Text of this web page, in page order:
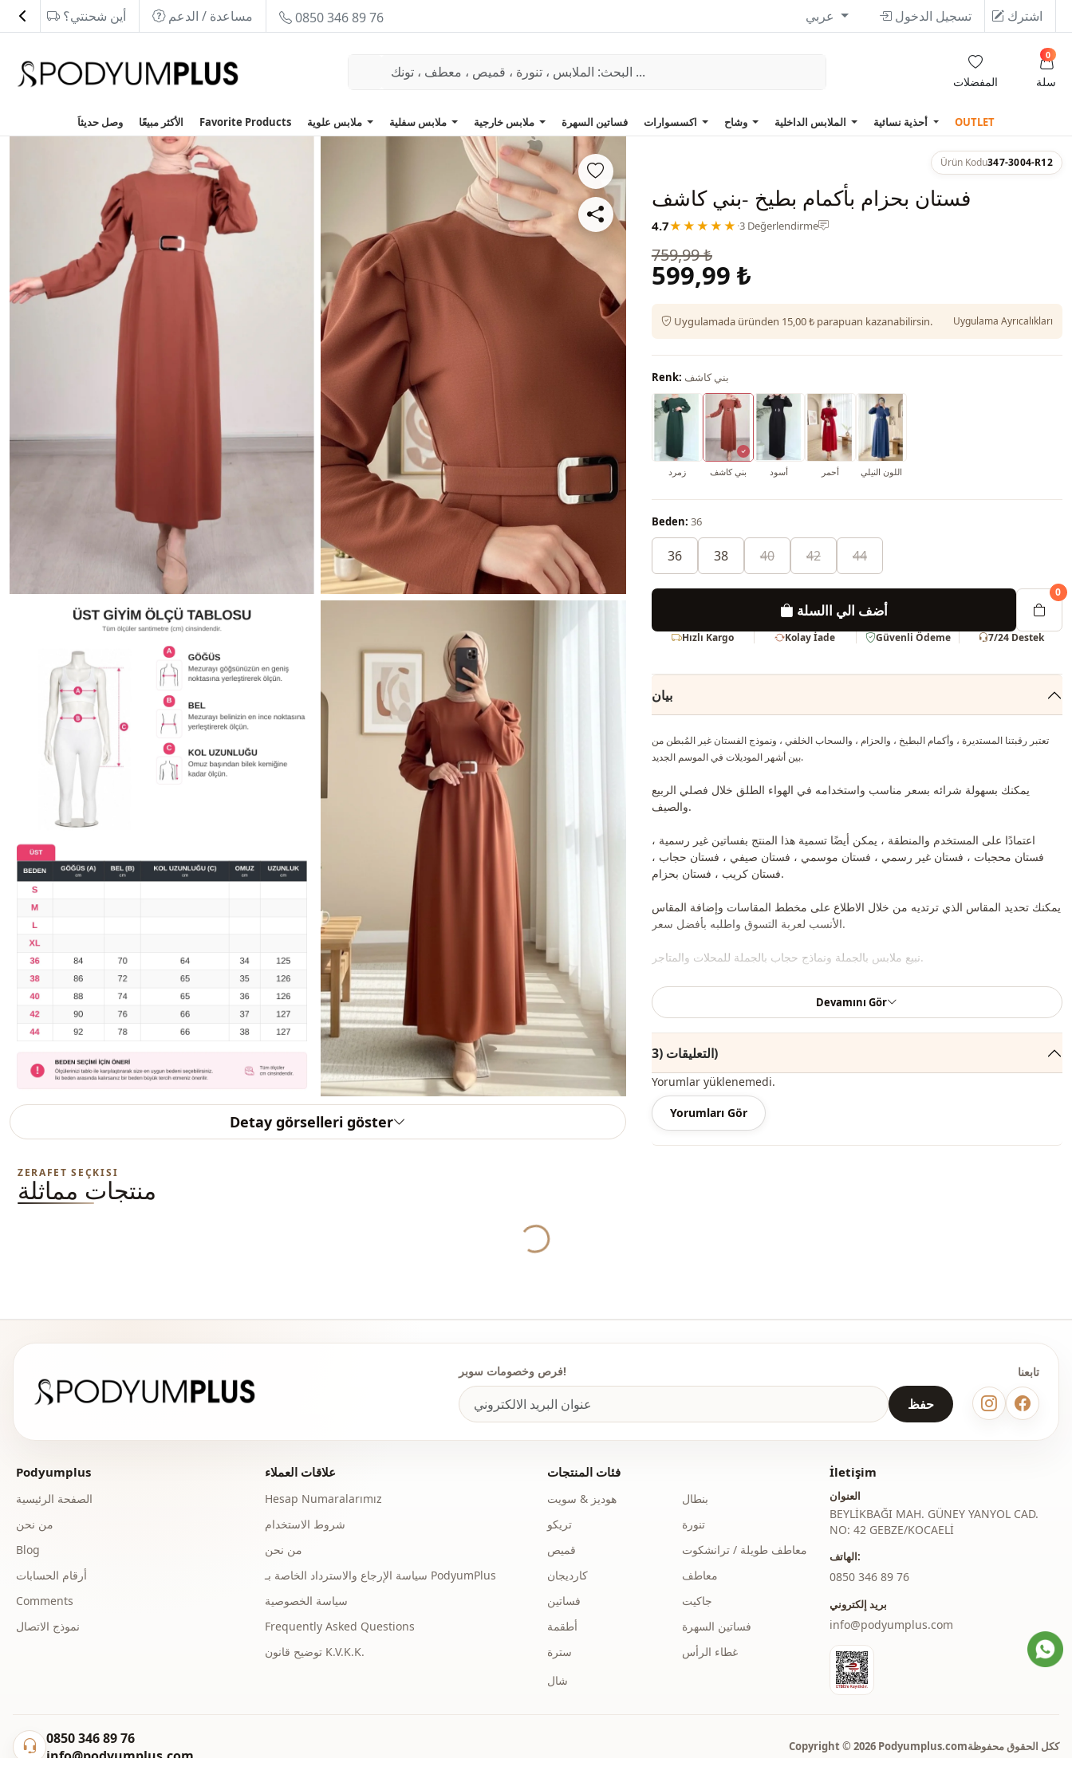
أين شحنتي؟ مساعدة / الدعم 0850 346 89 76 تسجيل الدخول اشترك
المفضلات سلة
0
وصل حديثاَ الأكثر مبيعًا Favorite Products ملابس علوية ملابس سفلية ملابس خارجية فساتين السهرة OUTLET
Detay görselleri göster
Ürün Kodu347-3004-R12
فستان بحزام بأكمام بطيخ -بني كاشف
4.7★★★★★ ·3 Değerlendirme
759,99 ₺
599,99 ₺
Uygulamada üründen 15,00 ₺ parapuan kazanabilirsin. Uygulama Ayrıcalıkları
Renk: بني كاشف
زمرد بني كاشف أسود أحمر اللون النيلي
Beden: 36
36 38 40 42 44
أضف الي االسلة
0
Hızlı Kargo Kolay İade Güvenli Ödeme 7/24 Destek
بيان
تعتبر رقبتنا المستديرة ، وأكمام البطيخ ، والحزام ، والسحاب الخلفي ، ونموذج الفستان غير المُبطن من
بين أشهر الموديلات في الموسم الجديد.
يمكنك بسهولة شرائه بسعر مناسب واستخدامه في الهواء الطلق خلال فصلي الربيع
والصيف.
اعتمادًا على المستخدم والمنطقة ، يمكن أيضًا تسمية هذا المنتج بفساتين غير رسمية ،
فستان محجبات ، فستان غير رسمي ، فستان موسمي ، فستان صيفي ، فستان حجاب ،
فستان كريب ، فستان بحزام.
يمكنك تحديد المقاس الذي ترتديه من خلال الاطلاع على مخطط المقاسات وإضافة المقاس
الأنسب لعربة التسوق واطلبه بأفضل سعر.
نبيع ملابس بالجملة ونماذج حجاب بالجملة للمحلات والمتاجر.
لشراء الملابس بالجملة والاطلاع على أسعار الجملة الخاصة ، يكفي أن تصبح عضوًا في موقعنا وإرسال
معلوماتك إلى خط الواتساب 0545695 05 91 للموافقة عليها.
ملاحظة: يتكون محتوى المنتج من الفستان. (تستخدم الأحذية والحقائب والمجوهرات
لأغراض الديكور.)
منسوج
السماكة متوسط
تفاصيل الكم كم بالون
طريقة الإغلاق سحَّاب
ذو حزام
ذو حزام
Devamını Gör
التعليقات (3)
Yorumlar yüklenemedi.
Yorumları Gör
ZERAFET SEÇKISI
منتجات مماثلة
Yukleniyor...
فرص وخصومات سوبر!
حفظ
تابعنا
Podyumplus
الصفحة الرئيسية
من نحن
Blog
أرقام الحسابات
Comments
نموذج الاتصال
علاقات العملاء
Hesap Numaralarımız
شروط الاستخدام
من نحن
سياسة الإرجاع والاسترداد الخاصة بـ PodyumPlus
سياسة الخصوصية
Frequently Asked Questions
توضيح قانون K.V.K.K.
فئات المنتجات
هوديز & سويت
تريكو
قميص
كارديجان
فساتين
أطقمة
سترة
بنطال
تنورة
معاطف طويلة / ترانشكوت
معاطف
جاكيت
فساتين السهرة
غطاء الرأس
شال
İletişim
العنوان
BEYLİKBAĞI MAH. GÜNEY YANYOL CAD.
NO: 42 GEBZE/KOCAELİ
الهاتف:
‎0850 346 89 76
بريد إلكتروني
info@podyumplus.com
0850 346 89 76
info@podyumplus.com
Copyright © 2026 Podyumplus.comككل الحقوق محفوظة